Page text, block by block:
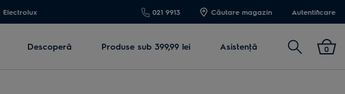
021 9913 Căutare magazin Autentificare
Descoperă Produse sub 399,99 lei Asistenţă Cautare 0